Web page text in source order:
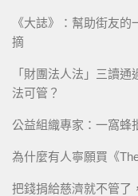
《大誌》：幫助街友
摘
「財團法人法」三讀
法可管？
公益組織專家：一窩蜂
為什麼有人寧願買《
把錢捐給慈濟就不管了